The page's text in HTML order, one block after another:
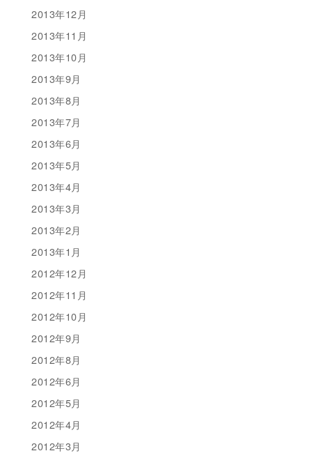
2013年12月
2013年11月
2013年10月
2013年9月
2013年8月
2013年7月
2013年6月
2013年5月
2013年4月
2013年3月
2013年2月
2013年1月
2012年12月
2012年11月
2012年10月
2012年9月
2012年8月
2012年6月
2012年5月
2012年4月
2012年3月